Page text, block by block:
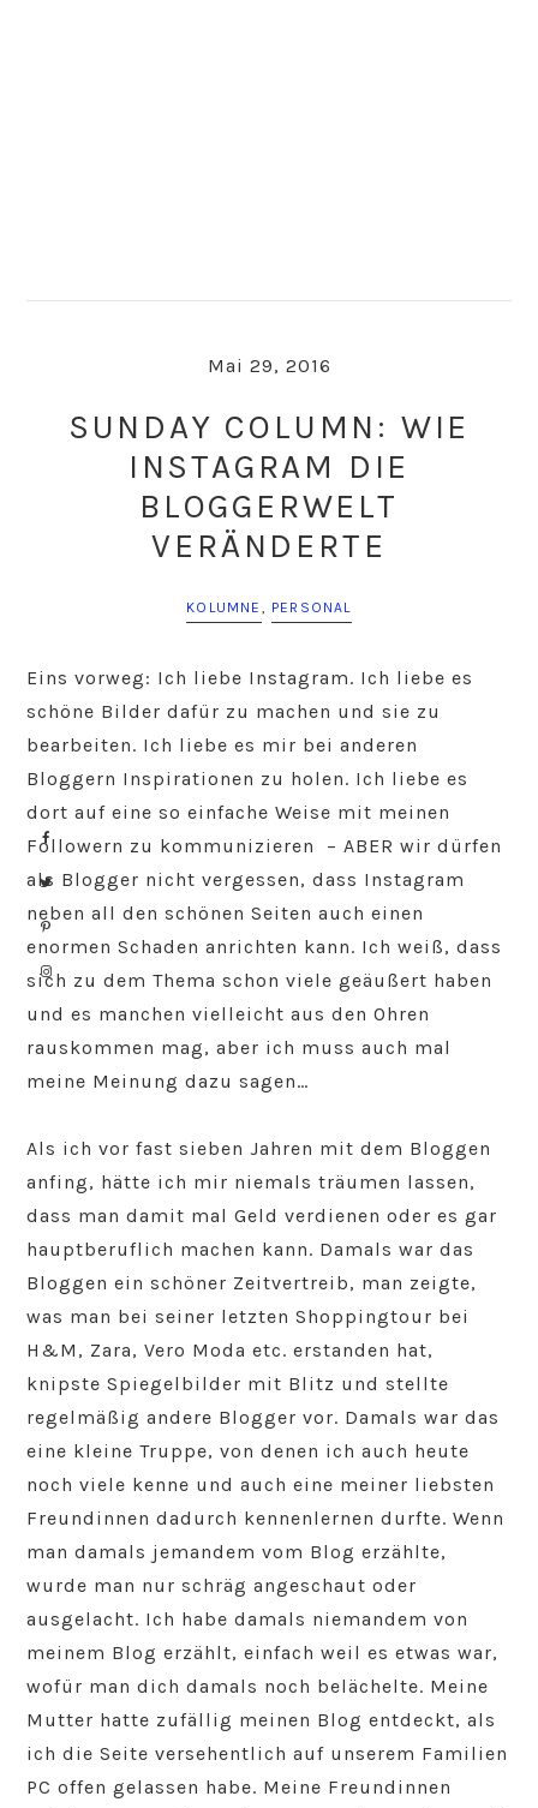
Mai 29, 2016
SUNDAY COLUMN: WIE
INSTAGRAM DIE
BLOGGERWELT
VERÄNDERTE
KOLUMNE , PERSONAL
Eins vorweg: Ich liebe Instagram. Ich liebe es
schöne Bilder dafür zu machen und sie zu
bearbeiten. Ich liebe es mir bei anderen
Bloggern Inspirationen zu holen. Ich liebe es
dort auf eine so einfache Weise mit meinen
Followern zu kommunizieren – ABER wir dürfen
als Blogger nicht vergessen, dass Instagram
neben all den schönen Seiten auch einen
enormen Schaden anrichten kann. Ich weiß, dass
sich zu dem Thema schon viele geäußert haben
und es manchen vielleicht aus den Ohren
rauskommen mag, aber ich muss auch mal
meine Meinung dazu sagen…
Als ich vor fast sieben Jahren mit dem Bloggen
anfing, hätte ich mir niemals träumen lassen,
dass man damit mal Geld verdienen oder es gar
hauptberuflich machen kann. Damals war das
Bloggen ein schöner Zeitvertreib, man zeigte,
was man bei seiner letzten Shoppingtour bei
H&M, Zara, Vero Moda etc. erstanden hat,
knipste Spiegelbilder mit Blitz und stellte
regelmäßig andere Blogger vor. Damals war das
eine kleine Truppe, von denen ich auch heute
noch viele kenne und auch eine meiner liebsten
Freundinnen dadurch kennenlernen durfte. Wenn
man damals jemandem vom Blog erzählte,
wurde man nur schräg angeschaut oder
ausgelacht. Ich habe damals niemandem von
meinem Blog erzählt, einfach weil es etwas war,
wofür man dich damals noch belächelte. Meine
Mutter hatte zufällig meinen Blog entdeckt, als
ich die Seite versehentlich auf unserem Familien
PC offen gelassen habe. Meine Freundinnen